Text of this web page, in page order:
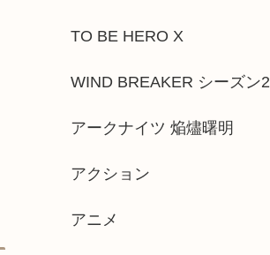
TO BE HERO X
WIND BREAKER シーズン2
アークナイツ 焔燼曙明
アクション
アニメ